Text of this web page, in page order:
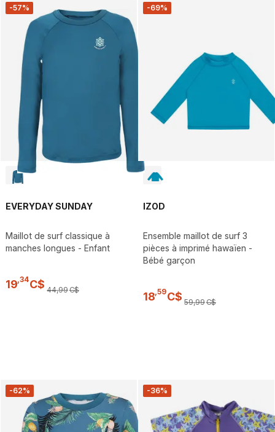
-57%
EVERYDAY SUNDAY
Maillot de surf classique à
manches longues - Enfant
19 34C$ 44,99C$
-69%
IZOD
Ensemble maillot de surf 3
pièces à imprimé hawaïen -
Bébé garçon
18 59C$ 59,99C$
-62% -36%